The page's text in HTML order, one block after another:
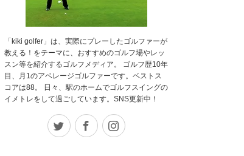
「kiki golfer」は、実際にプレーしたゴルファーが
教える！をテーマに、おすすめのゴルフ場やレッ
スン等を紹介するゴルフメディア。 ゴルフ歴10年
目、月1のアベレージゴルファーです。ベストス
コアは88。 日々、駅のホームでゴルフスイングの
イメトレをして過ごしています。SNS更新中！
Twitter Facebook